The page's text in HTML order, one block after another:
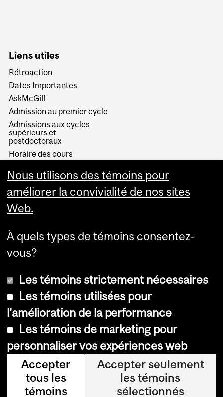
Liens utiles
Rétroaction
Dates Importantes
AskMcGill
Admission au premier cycle
Admissions aux cycles
supérieurs et
postdoctoraux
Horaire des cours
Services aux étudiants
© Université McGill, 2026
Accessibilité
Avis sur les témoins
Paramètres des témoins
Se connecter
Nous utilisons des témoins pour
améliorer la convivialité de nos sites
Web.
À quels types de témoins consentez-
vous?
Les témoins strictement nécessaires
Les témoins utilisées pour
l'amélioration de la performance
Les témoins de marketing pour
personnaliser vos expériences web
Accepter
tous les
témoins
Accepter seulement
les témoins
sélectionnés